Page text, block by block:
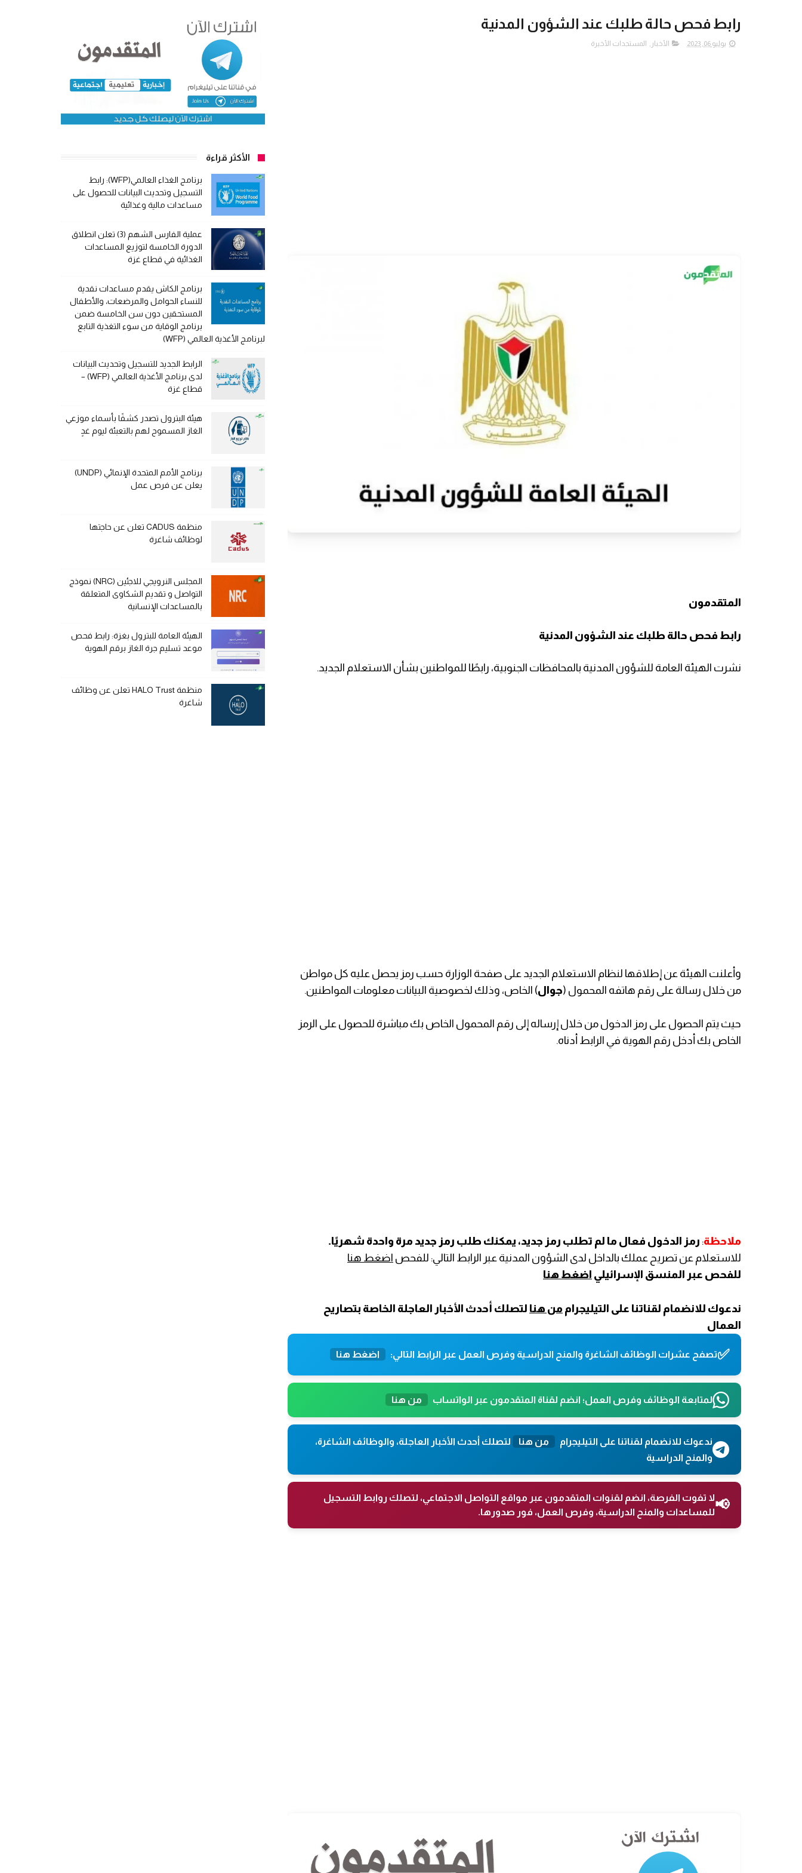
رابط فحص حالة طلبك عند الشؤون المدنية
يوليو 06, 2023 الأخبار , المستجدات الأخيرة
المتقدمون
رابط فحص حالة طلبك عند الشؤون المدنية
نشرت الهيئة العامة للشؤون المدنية بالمحافظات الجنوبية، رابطًا للمواطنين بشأن الاستعلام الجديد.
وأعلنت الهيئة عن إطلاقها لنظام الاستعلام الجديد على صفحة الوزارة حسب رمز يحصل عليه كل مواطن
من خلال رسالة على رقم هاتفه المحمول (جوال) الخاص، وذلك لخصوصية البيانات معلومات المواطنين.
حيث يتم الحصول على رمز الدخول من خلال إرساله إلى رقم المحمول الخاص بك مباشرة للحصول على الرمز
الخاص بك أدخل رقم الهوية في الرابط أدناه.
ملاحظة: رمز الدخول فعال ما لم تطلب رمز جديد، يمكنك طلب رمز جديد مرة واحدة شهريًا.
للاستعلام عن تصريح عملك بالداخل لدى الشؤون المدنية عبر الرابط التالي: للفحص اضغط هنا
للفحص عبر المنسق الإسرائيلي اضغط هنا
ندعوك للانضمام لقناتنا على التيليجرام من هنا لتصلك أحدث الأخبار العاجلة الخاصة بتصاريح
العمال
✅تصفح عشرات الوظائف الشاغرة والمنح الدراسية وفرص العمل عبر الرابط التالي: اضغط هنا
لمتابعة الوظائف وفرص العمل؛ انضم لقناة المتقدمون عبر الواتساب من هنا
ندعوك للانضمام لقناتنا على التيليجرام من هنا
لتصلك أحدث الأخبار العاجلة، والوظائف الشاغرة،
والمنح الدراسية
📢لا تفوت الفرصة، انضم لقنوات المتقدمون عبر مواقع التواصل الاجتماعي، لتصلك روابط التسجيل
للمساعدات والمنح الدراسية، وفرص العمل، فور صدورها.
الأكثر قراءة
برنامج الغذاء العالمي(WFP): رابط
التسجيل وتحديث البيانات للحصول على
مساعدات مالية وغذائية
عملية الفارس الشهم (3) تعلن انطلاق
الدورة الخامسة لتوزيع المساعدات
الغذائية في قطاع غزة
برنامج الكاش يقدم مساعدات نقدية
للنساء الحوامل والمرضعات، والأطفال
المستحقين دون سن الخامسة ضمن
برنامج الوقاية من سوء التغذية التابع
لبرنامج الأغذية العالمي (WFP)
الرابط الجديد للتسجيل وتحديث البيانات
لدى برنامج الأغذية العالمي (WFP) –
قطاع غزة
هيئة البترول تصدر كشفًا بأسماء موزعي
الغاز المسموح لهم بالتعبئة ليوم غدٍ
برنامج الأمم المتحدة الإنمائي (UNDP)
يعلن عن فرص عمل
منظمة CADUS تعلن عن حاجتها
لوظائف شاغرة
المجلس النرويجي للاجئين (NRC) نموذج
التواصل و تقديم الشكاوى المتعلقة
بالمساعدات الإنسانية
الهيئة العامة للبترول بغزة: رابط فحص
موعد تسليم جرة الغاز برقم الهوية
منظمة HALO Trust تعلن عن وظائف
شاغرة